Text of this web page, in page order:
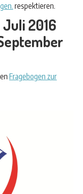
respektieren.
2016
Fragebogen zur